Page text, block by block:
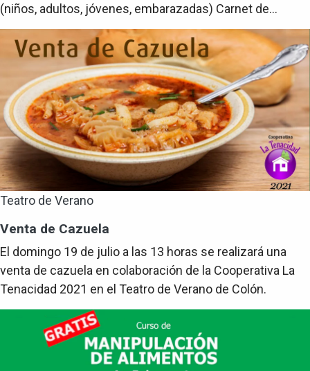
(niños, adultos, jóvenes, embarazadas) Carnet de...
Teatro de Verano
Venta de Cazuela
El domingo 19 de julio a las 13 horas se realizará una
venta de cazuela en colaboración de la Cooperativa La
Tenacidad 2021 en el Teatro de Verano de Colón.